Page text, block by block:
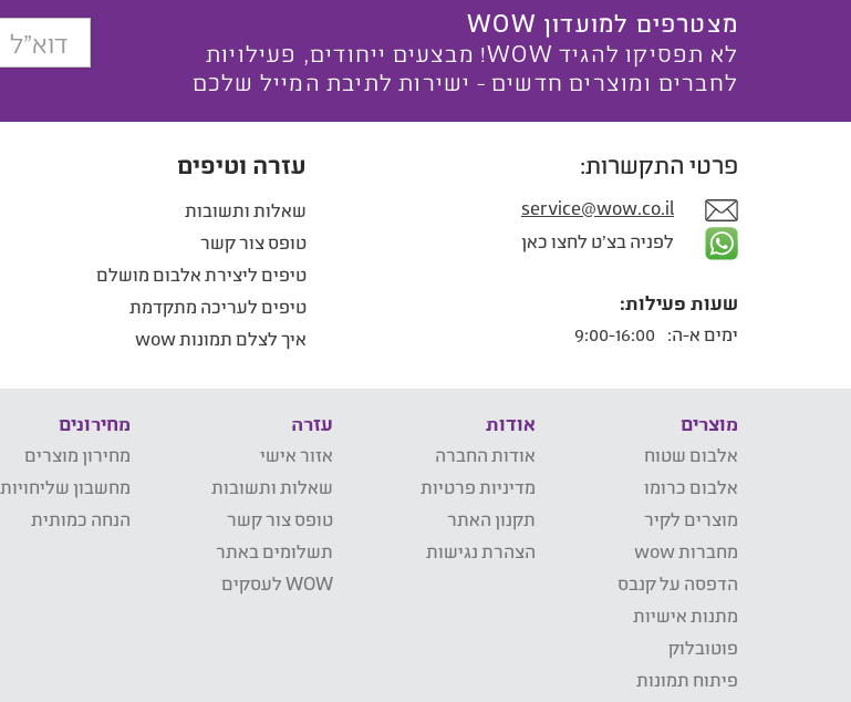
מצטרפים למועדון WOW
לא תפסיקו להגיד WOW! מבצעים ייחודים, פעילויות
לחברים ומוצרים חדשים - ישירות לתיבת המייל שלכם
פרטי התקשרות:
service@wow.co.il
לפניה בצ'ט לחצו כאן
שעות פעילות:
ימים א-ה:
עזרה וטיפים
שאלות ותשובות
טופס צור קשר
טיפים ליצירת אלבום מושלם
טיפים לעריכה מתקדמת
איך לצלם תמונות wow
מוצרים
אלבום שטוח
אלבום כרומו
מוצרים לקיר
מחברות wow
הדפסה על קנבס
מתנות אישיות
פוטובלוק
פיתוח תמונות
אודות
אודות החברה
מדיניות פרטיות
תקנון האתר
הצהרת נגישות
עזרה
אזור אישי
שאלות ותשובות
טופס צור קשר
תשלומים באתר
WOW לעסקים
מחירונים
מחירון מוצרים
מחשבון שליחויות
הנחה כמותית